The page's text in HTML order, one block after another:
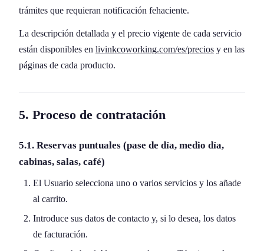
trámites que requieran notificación fehaciente.
La descripción detallada y el precio vigente de cada servicio
están disponibles en livinkcoworking.com/es/precios y en las
páginas de cada producto.
5. Proceso de contratación
5.1. Reservas puntuales (pase de día, medio día,
cabinas, salas, café)
El Usuario selecciona uno o varios servicios y los añade
al carrito.
Introduce sus datos de contacto y, si lo desea, los datos
de facturación.